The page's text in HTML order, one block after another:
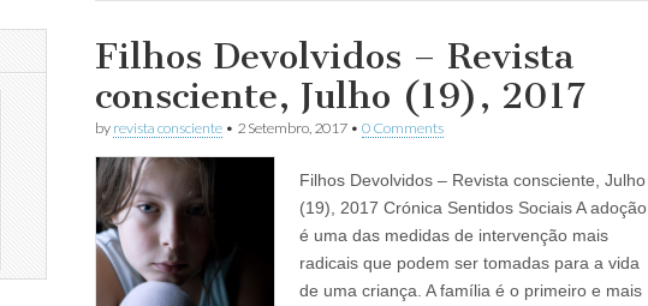
Filhos Devolvidos – Revista
consciente, Julho (19), 2017
by revista consciente• 2 Setembro, 2017• 0 Comments
Filhos Devolvidos – Revista consciente, Julho
(19), 2017 Crónica Sentidos Sociais A adoção
é uma das medidas de intervenção mais
radicais que podem ser tomadas para a vida
de uma criança. A família é o primeiro e mais